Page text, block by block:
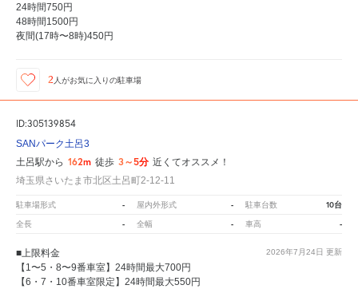
24時間750円
48時間1500円
夜間(17時〜8時)450円
2 人がお気に入りの駐車場
ID:305139854
SANパーク土呂3
土呂駅から 162m 徒歩 3～5分 近くてオススメ！
埼玉県さいたま市北区土呂町2-12-11
駐車場形式 - 屋内外形式 - 駐車台数 10台
全長 - 全幅 - 車高 -
2026年7月24日 更新
■上限料金
【1〜5・8〜9番車室】24時間最大700円
【6・7・10番車室限定】24時間最大550円